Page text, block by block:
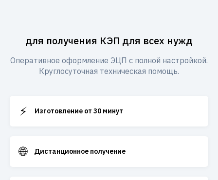
для получения КЭП для всех нужд
Оперативное оформление ЭЦП с полной настройкой.
Круглосуточная техническая помощь.
⚡ Изготовление от 30 минут
🌐 Дистанционное получение